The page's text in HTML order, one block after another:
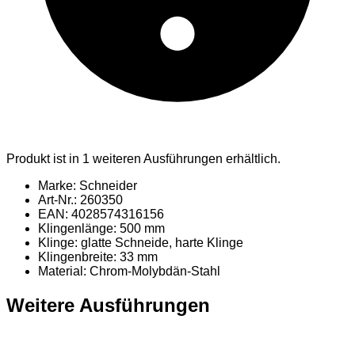
Produkt ist in 1 weiteren Ausführungen erhältlich.
Marke: Schneider
Art-Nr.: 260350
EAN: 4028574316156
Klingenlänge: 500 mm
Klinge: glatte Schneide, harte Klinge
Klingenbreite: 33 mm
Material : Chrom-Molybdän-Stahl
Weitere Ausführungen